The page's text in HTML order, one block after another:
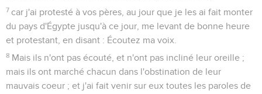
7 car j'ai protesté à vos pères, au jour que je les ai fait monter
du pays d'Égypte jusqu'à ce jour, me levant de bonne heure
et protestant, en disant : Écoutez ma voix.
8 Mais ils n'ont pas écouté, et n'ont pas incliné leur oreille ;
mais ils ont marché chacun dans l'obstination de leur
mauvais coeur ; et j'ai fait venir sur eux toutes les paroles de